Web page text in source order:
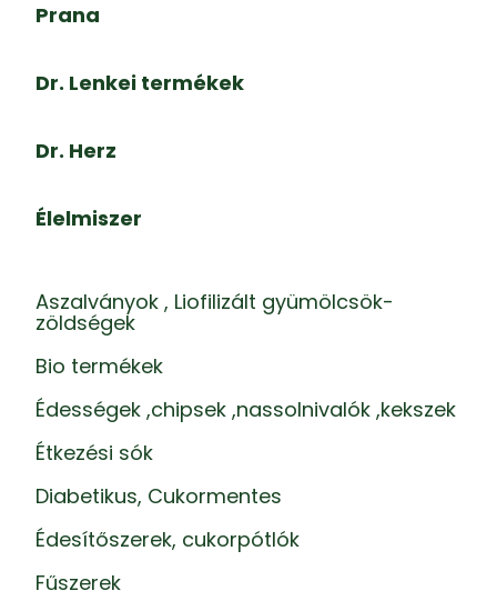
Prana
Dr. Lenkei termékek
Dr. Herz
Élelmiszer
Aszalványok , Liofilizált gyümölcsök-
zöldségek
Bio termékek
Édességek ,chipsek ,nassolnivalók ,kekszek
Étkezési sók
Diabetikus, Cukormentes
Édesítőszerek, cukorpótlók
Fűszerek